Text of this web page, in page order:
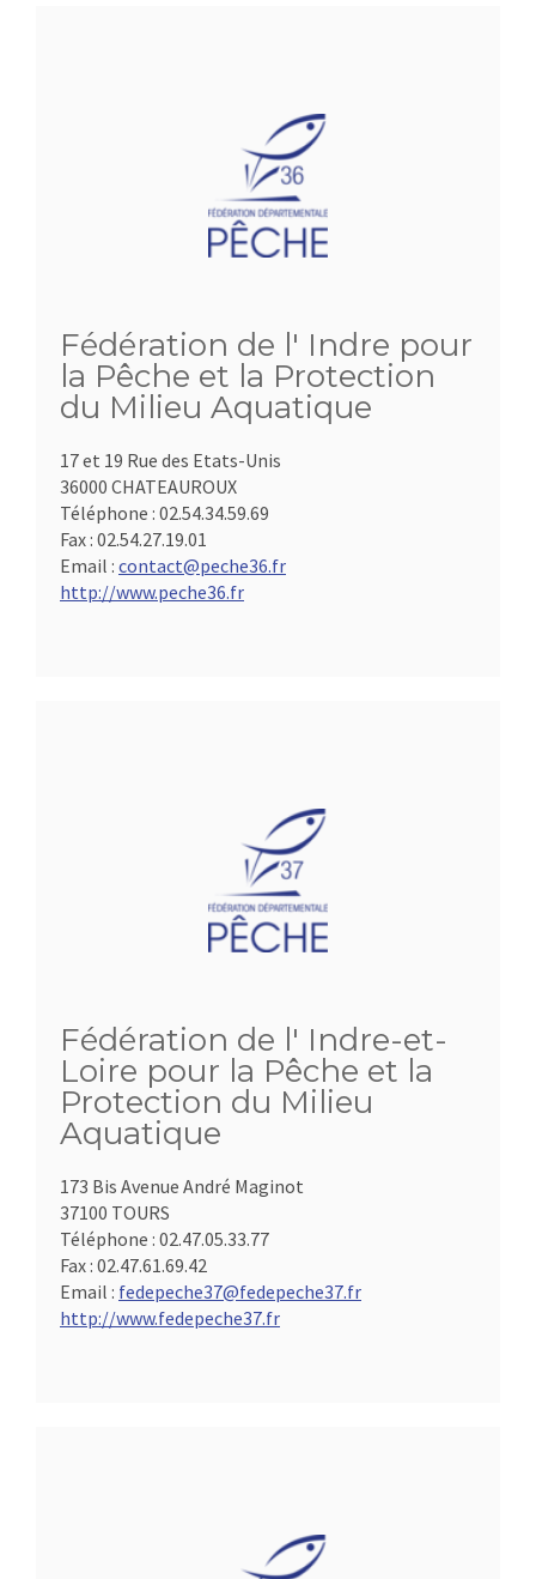
Fédération de l' Indre pour
la Pêche et la Protection
du Milieu Aquatique
17 et 19 Rue des Etats-Unis
36000 CHATEAUROUX
Téléphone : 02.54.34.59.69
Fax : 02.54.27.19.01
Email : contact@peche36.fr
http://www.peche36.fr
Fédération de l' Indre-et-
Loire pour la Pêche et la
Protection du Milieu
Aquatique
173 Bis Avenue André Maginot
37100 TOURS
Téléphone : 02.47.05.33.77
Fax : 02.47.61.69.42
Email : fedepeche37@fedepeche37.fr
http://www.fedepeche37.fr